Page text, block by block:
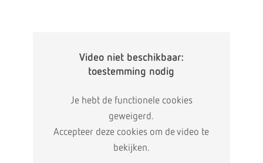
Video niet beschikbaar:
toestemming nodig
Je hebt de functionele cookies
geweigerd.
Accepteer deze cookies om de video te
bekijken.